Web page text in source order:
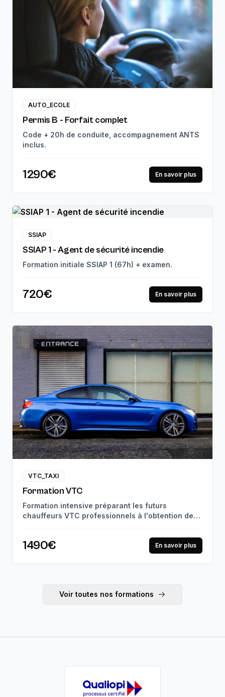
AUTO_ECOLE
Permis B - Forfait complet
Code + 20h de conduite, accompagnement ANTS
inclus.
1290€ En savoir plus
SSIAP
SSIAP 1 - Agent de sécurité incendie
Formation initiale SSIAP 1 (67h) + examen.
720€ En savoir plus
VTC_TAXI
Formation VTC
Formation intensive préparant les futurs
chauffeurs VTC professionnels à l'obtention de
et mises en situation réelles, jusqu'à la
certification professionnelle. 97% de réussite à
1490€ En savoir plus
Voir toutes nos formations